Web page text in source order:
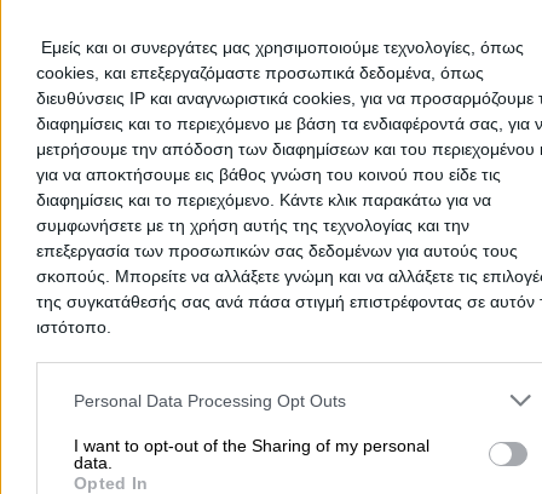
Εμείς και οι συνεργάτες μας χρησιμοποιούμε τεχνολογίες, όπως
cookies, και επεξεργαζόμαστε προσωπικά δεδομένα, όπως
διευθύνσεις IP και αναγνωριστικά cookies, για να προσαρμόζουμε
διαφημίσεις και το περιεχόμενο με βάση τα ενδιαφέροντά σας, για
μετρήσουμε την απόδοση των διαφημίσεων και του περιεχομένου
για να αποκτήσουμε εις βάθος γνώση του κοινού που είδε τις
διαφημίσεις και το περιεχόμενο. Κάντε κλικ παρακάτω για να
συμφωνήσετε με τη χρήση αυτής της τεχνολογίας και την
επεξεργασία των προσωπικών σας δεδομένων για αυτούς τους
σκοπούς. Μπορείτε να αλλάξετε γνώμη και να αλλάξετε τις
της συγκατάθεσής σας ανά πάσα στιγμή επιστρέφοντας σε αυτόν
ιστότοπο.
Please note that this website/app uses one or more Google
and may gather and store information including but not limited to
to Google and its third-party tags to use your data for below
purposes in below Google consent section.
Personal Data Processing Opt Outs
I want to opt-out of the Sharing of my personal
data.
Opted In
εργοταξίων, καρφιά, μονωτικά, χρώματα, κόλλες, μπετονιέρες,
οικοδομικό εργαλείο κι όλο τον κόσμο των οικοδομικών υλικών
εργαλείων.
Χτίζεις σπίτι; Ανακαινίζεις ή επισκευάζεις το διαμέρισμα ή τον
επαγγελματικό χώρο σου; Κάνεις έρευνα αγοράς για τα δομικά
που χρειάζεται μια οικοδομή; Μήπως αναζητάς κατάστημα με
οικοδομικά εργαλεία;
Εδώ θα βρεις όλες τις επιχειρήσεις και τα καταστήματα πώλησης
οικοδομικών υλικών σεΕυπάλιογια να επιλέξεις αυτό που θα
τις ανάγκες σου.
Η επαγγελματική εμπειρία, ο εξοπλισμός, το απόθεμα, η συνέπεια
στους χρόνους παράδοσης και η γρήγορη εξυπηρέτηση, είναι
από τα βασικά κριτήρια για την επιλογή του κατάλληλου για
Οικοδομικά Υλικά